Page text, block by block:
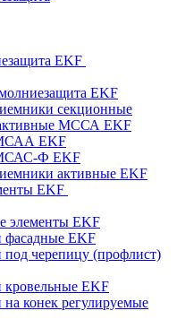
EKF
EKF
секционные
МССА EKF
EKF
Ф EKF
активные EKF
EKF
элементы EKF
фасадные EKF
под черепицу (профлист)
кровельные EKF
на конек регулируемые